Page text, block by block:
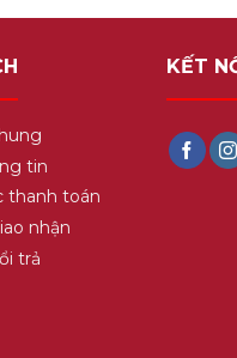
tin
thanh toán
nhận
trả
KẾT